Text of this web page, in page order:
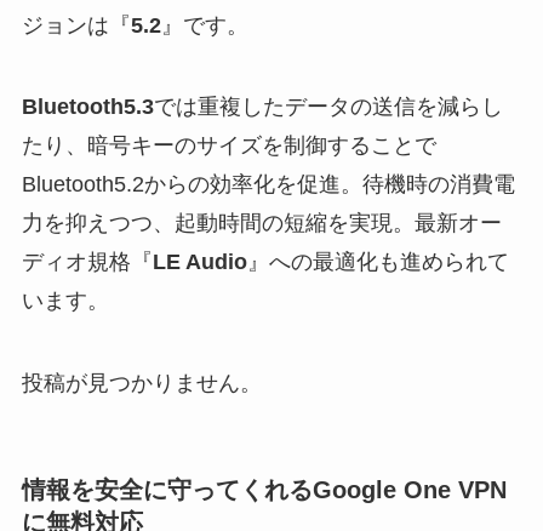
ジョンは『5.2』です。
Bluetooth5.3では重複したデータの送信を減らし
たり、暗号キーのサイズを制御することで
Bluetooth5.2からの効率化を促進。待機時の消費電
力を抑えつつ、起動時間の短縮を実現。最新オー
ディオ規格『LE Audio』への最適化も進められて
います。
投稿が見つかりません。
情報を安全に守ってくれるGoogle One VPN
に無料対応